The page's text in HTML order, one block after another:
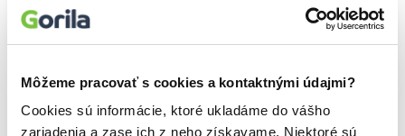
Môžeme pracovať s cookies a kontaktnými údajmi?
Cookies sú informácie, ktoré ukladáme do vášho
zariadenia a zase ich z neho získavame. Niektoré sú
Lea Ypi
13,16€
Jak jsem vozil Nory
15,74€ Aleš Palán
11,87€